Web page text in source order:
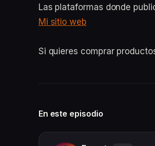
Las plataformas donde
Mi sitio web
Si quieres comprar
En este episodio